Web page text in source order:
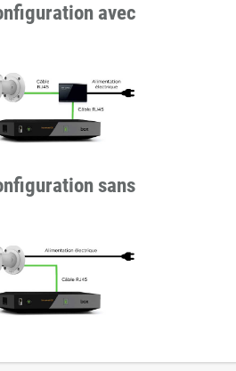
avec
sans